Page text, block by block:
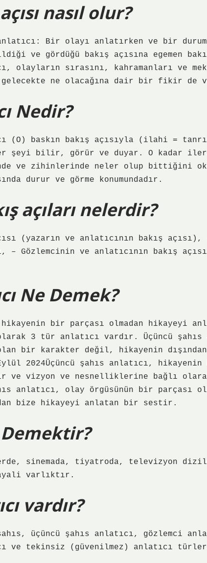
nasıl olur?
anlatıcı: Bir olayı anlatırken ve bir
ve gördüğü bakış açısına egemen
olayların sırasını, kahramanları ve
gelecekte ne olacağına dair bir fikir
Nedir?
(O) baskın bakış açısıyla (ilahi =
şeyi bilir, görür ve duyar. O kadar
ve zihinlerinde neler olup bittiğini
durur ve görme konumundadır.
açıları nelerdir?
(yazarın ve anlatıcının bakış açısı),
– Gözlemcinin ve anlatıcının bakış
Ne Demek?
hikayenin bir parçası olmadan hikayeyi
3 tür anlatıcı vardır. Üçüncü şahıs
bir karakter değil, hikayenin
2024Üçüncü şahıs anlatıcı, hikayenin
ve vizyon ve nesnelliklerine bağlı
anlatıcı, olay örgüsünün bir parçası
bize hikayeyi anlatan bir sestir.
Demektir?
sinemada, tiyatroda, televizyon
varlıktır.
vardır?
üçüncü şahıs anlatıcı, gözlemci
ve tekinsiz (güvenilmez) anlatıcı